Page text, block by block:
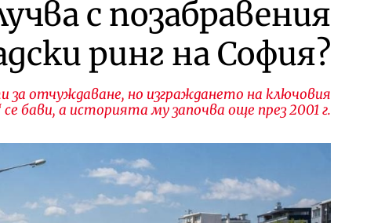
с позабравения
ринг на София?
за отчуждаване, но изграждането на ключовия
бави, а историята му започва още през 2001 г.